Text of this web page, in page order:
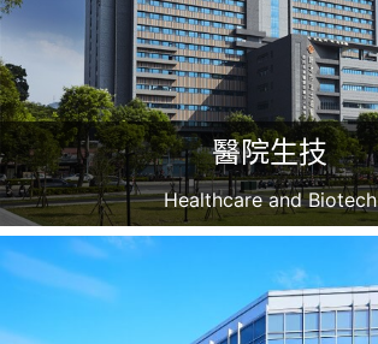
醫院生技
Healthcare and Biotech